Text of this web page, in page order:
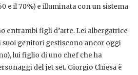
e il 70%) e illuminata con un sistema
entrambi figli d’arte. Lei albergatrice
suoi genitori gestiscono ancor oggi
lui figlio di uno chef che ha
del jet set. Giorgio Chiesa è